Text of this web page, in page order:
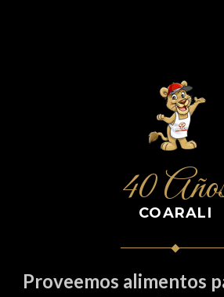
40COARALI
Proveemos alimentos